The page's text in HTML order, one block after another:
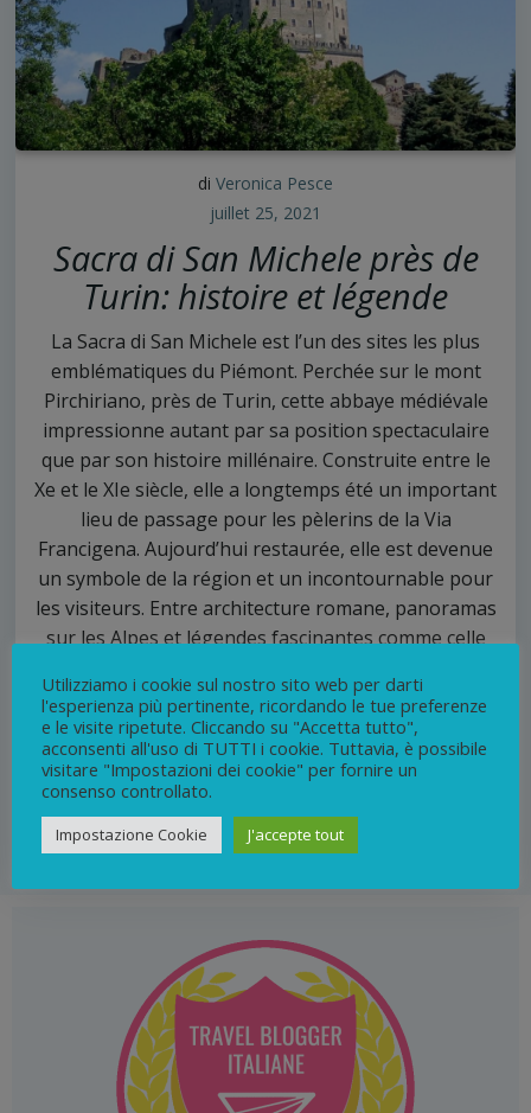
di Veronica Pesce
juillet 25, 2021
Sacra di San Michele près de
Turin: histoire et légende
La Sacra di San Michele est l’un des sites les plus
emblématiques du Piémont. Perchée sur le mont
Pirchiriano, près de Turin, cette abbaye médiévale
impressionne autant par sa position spectaculaire
que par son histoire millénaire. Construite entre le
Xe et le XIe siècle, elle a longtemps été un important
lieu de passage pour les pèlerins de la Via
Francigena. Aujourd’hui restaurée, elle est devenue
un symbole de la région et un incontournable pour
les visiteurs. Entre architecture romane, panoramas
sur les Alpes et légendes fascinantes comme celle
offre une expérience unique mêlant histoire,
spiritualité et nature. Accessible en voiture ou par
de magnifiques sentiers de randonnée, elle reste
une excursion incontournable depuis Turin.
0
Utilizziamo i cookie sul nostro sito web per darti
l'esperienza più pertinente, ricordando le tue preferenze
e le visite ripetute. Cliccando su "Accetta tutto",
acconsenti all'uso di TUTTI i cookie. Tuttavia, è possibile
visitare "Impostazioni dei cookie" per fornire un
consenso controllato.
Impostazione Cookie J'accepte tout